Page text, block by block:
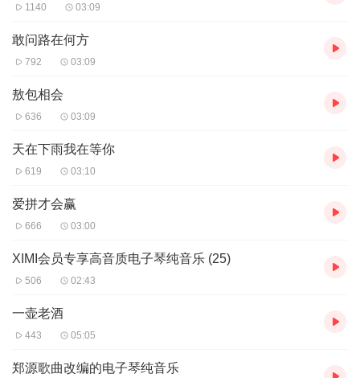
1140 03:09
敢问路在何方
792 03:09
敖包相会
636 03:09
天在下雨我在等你
619 03:10
爱拼才会赢
666 03:00
XIMI会员专享高音质电子琴纯音乐 (25)
506 02:43
一壶老酒
443 05:05
郑源歌曲改编的电子琴纯音乐